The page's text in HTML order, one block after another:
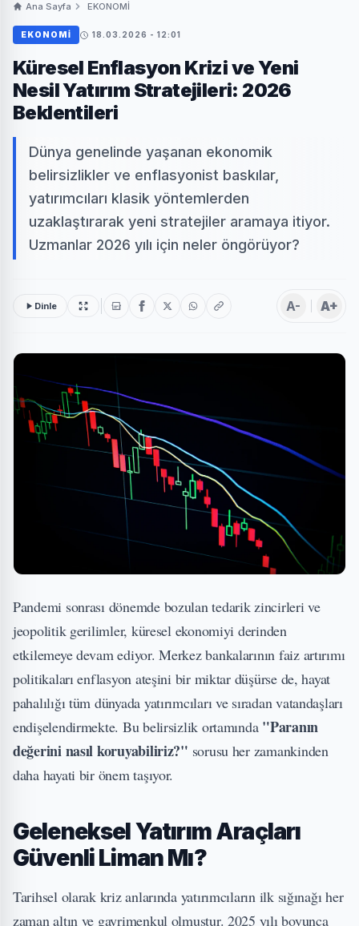
Ana Sayfa EKONOMİ
EKONOMİ 18.03.2026 - 12:01
Küresel Enflasyon Krizi ve Yeni
Nesil Yatırım Stratejileri: 2026
Beklentileri
Dünya genelinde yaşanan ekonomik
belirsizlikler ve enflasyonist baskılar,
yatırımcıları klasik yöntemlerden
uzaklaştırarak yeni stratejiler aramaya itiyor.
Uzmanlar 2026 yılı için neler öngörüyor?
Dinle A- A+
Pandemi sonrası dönemde bozulan tedarik zincirleri ve
jeopolitik gerilimler, küresel ekonomiyi derinden
etkilemeye devam ediyor. Merkez bankalarının faiz artırımı
politikaları enflasyon ateşini bir miktar düşürse de, hayat
pahalılığı tüm dünyada yatırımcıları ve sıradan vatandaşları
endişelendirmekte. Bu belirsizlik ortamında "Paranın
değerini nasıl koruyabiliriz?" sorusu her zamankinden
daha hayati bir önem taşıyor.
Geleneksel Yatırım Araçları
Güvenli Liman Mı?
Tarihsel olarak kriz anlarında yatırımcıların ilk sığınağı her
zaman altın ve gayrimenkul olmuştur. 2025 yılı boyunca